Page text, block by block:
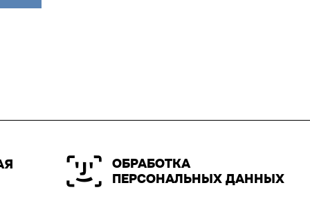
ОБРАБОТКА
ПЕРСОНАЛЬНЫХ ДАННЫХ